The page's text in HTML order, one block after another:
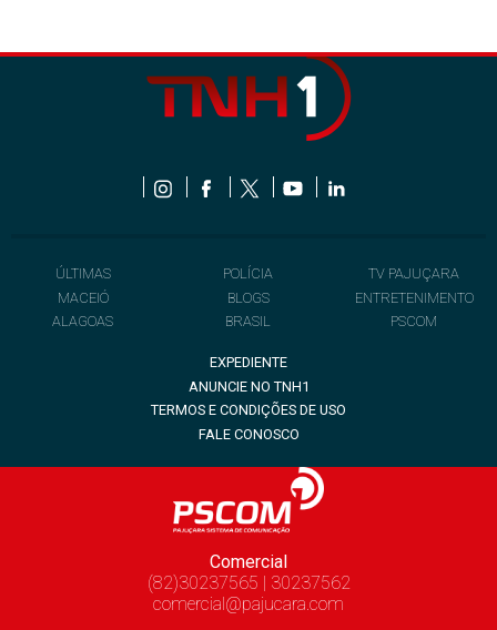
ÚLTIMAS
MACEIÓ
ALAGOAS
POLÍCIA
BLOGS
BRASIL
TV PAJUÇARA
ENTRETENIMENTO
PSCOM
EXPEDIENTE
ANUNCIE NO TNH1
TERMOS E CONDIÇÕES DE USO
FALE CONOSCO
Comercial
(82)30237565 | 30237562
comercial@pajucara.com